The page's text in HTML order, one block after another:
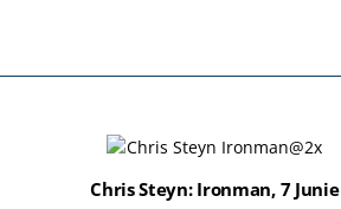
Chris Steyn: Ironman, 7 Junie